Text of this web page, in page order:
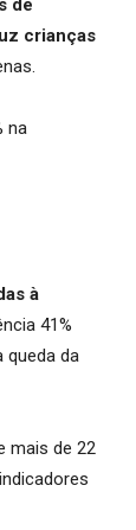
de
crianças
na
à
41%
queda da
mais de 22